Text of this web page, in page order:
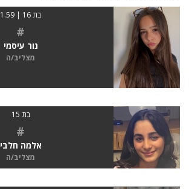
בת 16 | 1.59
#
נור עיסמי
מצליב/ה
בת 15
#
אלמה חלבי
מצליב/ה